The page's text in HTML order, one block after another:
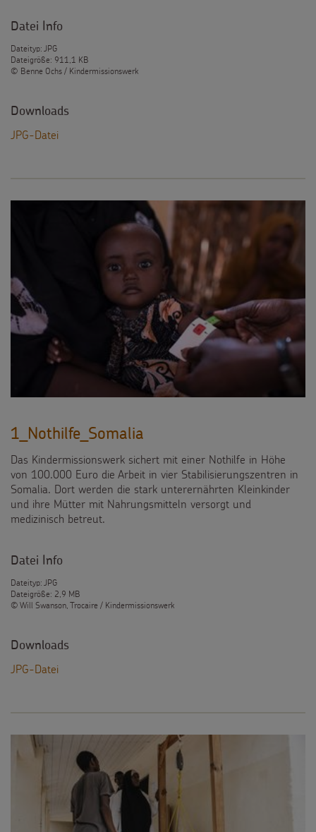
Datei Info
Dateityp: JPG
Dateigröße: 911,1 KB
© Benne Ochs / Kindermissionswerk
Downloads
JPG-Datei
1_Nothilfe_Somalia
Das Kindermissionswerk sichert mit einer Nothilfe in Höhe
von 100.000 Euro die Arbeit in vier Stabilisierungszentren in
Somalia. Dort werden die stark unterernährten Kleinkinder
und ihre Mütter mit Nahrungsmitteln versorgt und
medizinisch betreut.
Datei Info
Dateityp: JPG
Dateigröße: 2,9 MB
© Will Swanson, Trocaire / Kindermissionswerk
Downloads
JPG-Datei